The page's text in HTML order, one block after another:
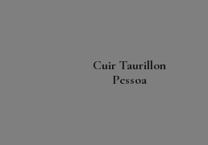
Cuir Taurillon
Pessoa